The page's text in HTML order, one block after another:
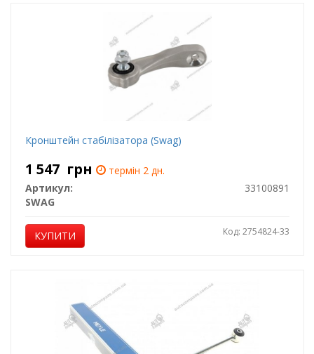
Кронштейн стабілізатора (Swag)
1 547 грн
термін 2 дн.
Артикул:
33100891
SWAG
КУПИТИ Код: 2754824-33